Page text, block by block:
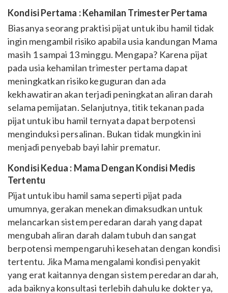
Kondisi Pertama : Kehamilan Trimester Pertama
Biasanya seorang praktisi pijat untuk ibu hamil tidak
ingin mengambil risiko apabila usia kandungan Mama
masih 1 sampai 13 minggu. Mengapa? Karena pijat
pada usia kehamilan trimester pertama dapat
meningkatkan risiko keguguran dan ada
kekhawatiran akan terjadi peningkatan aliran darah
selama pemijatan. Selanjutnya, titik tekanan pada
pijat untuk ibu hamil ternyata dapat berpotensi
menginduksi persalinan. Bukan tidak mungkin ini
menjadi penyebab bayi lahir prematur.
Kondisi Kedua : Mama Dengan Kondisi Medis
Tertentu
Pijat untuk ibu hamil sama seperti pijat pada
umumnya, gerakan menekan dimaksudkan untuk
melancarkan sistem peredaran darah yang dapat
mengubah aliran darah dalam tubuh dan sangat
berpotensi mempengaruhi kesehatan dengan kondisi
tertentu. Jika Mama mengalami kondisi penyakit
yang erat kaitannya dengan sistem peredaran darah,
ada baiknya konsultasi terlebih dahulu ke dokter ya,